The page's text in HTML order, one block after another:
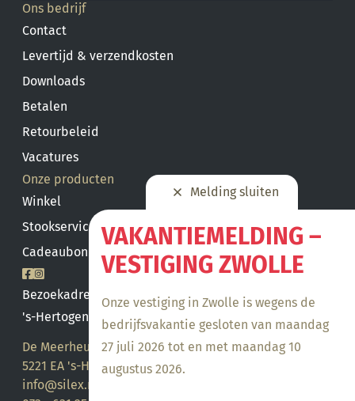
Melding sluiten
VAKANTIEMELDING –
VESTIGING ZWOLLE
Onze vestiging in Zwolle is wegens de
bedrijfsvakantie gesloten van maandag
27 juli 2026 tot en met maandag 10
augustus 2026.
Ons bedrijf
Contact
Levertijd & verzendkosten
Downloads
Betalen
Retourbeleid
Vacatures
Onze producten
Winkel
Stookservice
Cadeaubon saldo
Bezoekadres
's-Hertogenbosch
De Meerheuvel 21
5221 EA 's-Hertogenbosch
info@silex.nl